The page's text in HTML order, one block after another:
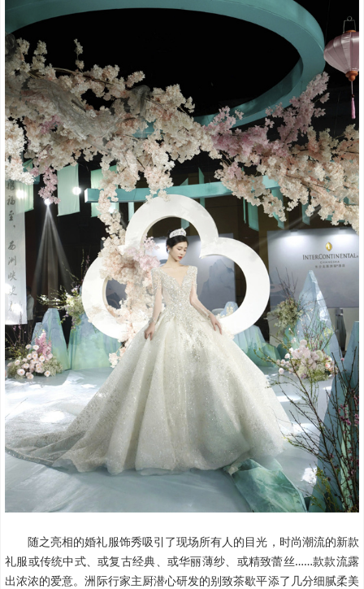
随之亮相的婚礼服饰秀吸引了现场所有人的目光，时尚潮流的新款
礼服或传统中式、或复古经典、或华丽薄纱、或精致蕾丝……款款流露
出浓浓的爱意。洲际行家主厨潜心研发的别致茶歇平添了几分细腻柔美